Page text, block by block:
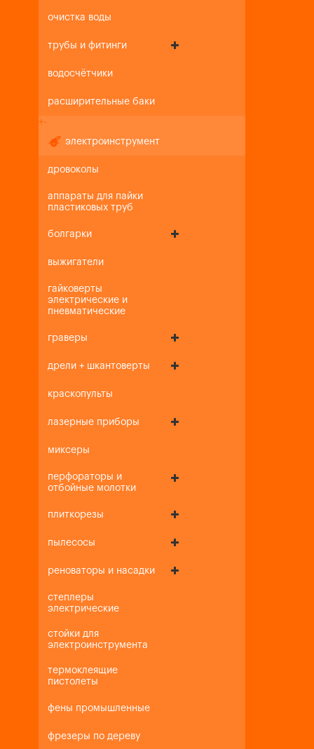
очистка воды
трубы и фитинги
водосчётчики
расширительные баки
+-
электроинструмент
дровоколы
аппараты для пайки
пластиковых труб
болгарки
выжигатели
гайковерты
электрические и
пневматические
граверы
дрели + шкантоверты
краскопульты
лазерные приборы
миксеры
перфораторы и
отбойные молотки
плиткорезы
пылесосы
реноваторы и насадки
степлеры
электрические
стойки для
электроинструмента
термоклеящие
пистолеты
фены промышленные
фрезеры по дереву